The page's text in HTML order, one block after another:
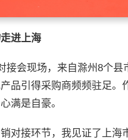
进上海
接会现场，来自滁州8个
品引得采购商频频驻足
满是自豪。
对接环节，我见证了上